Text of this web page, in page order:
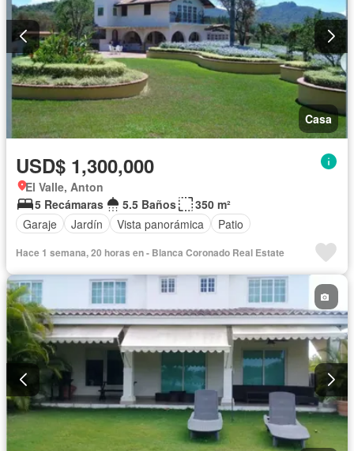
Casa
USD$ 1,300,000
El Valle, Anton
5 Recámaras
5.5 Baños
350 m²
Garaje
Jardín Vista panorámica Patio
Hace 1 semana, 20 horas en - Blanca Coronado Real Estate